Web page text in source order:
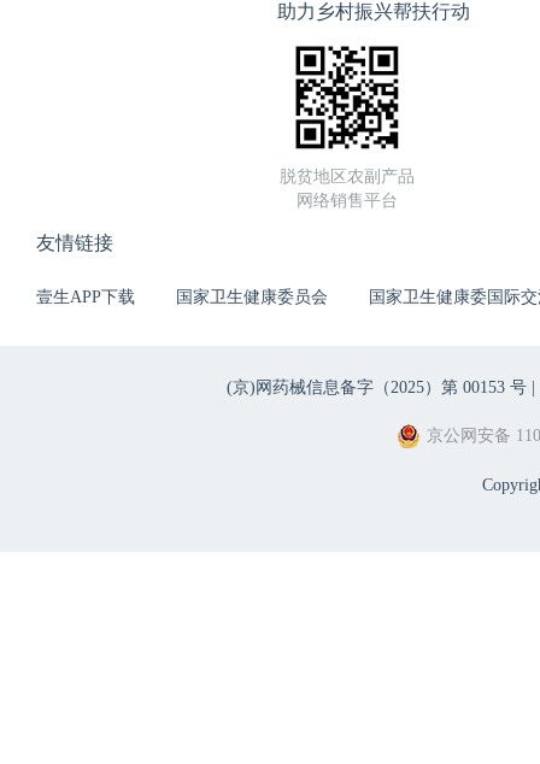
助力乡村振兴帮扶行动
脱贫地区农副产品
网络销售平台
友情链接
壹生APP下载 国家卫生健康委员会 国家卫生健康委国际
(京)网药械信息备字（2025）第 00153 号 |
京公网安备